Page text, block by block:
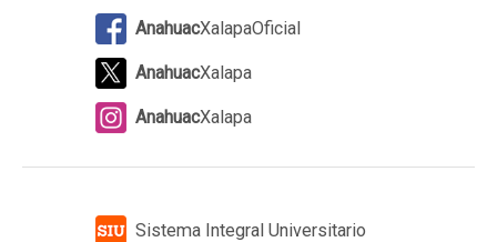
AnahuacXalapaOficial
AnahuacXalapa
AnahuacXalapa
Sistema Integral Universitario